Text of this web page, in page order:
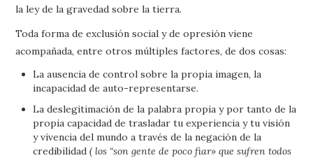
la ley de la gravedad sobre la tierra.
Toda forma de exclusión social y de opresión viene
acompañada, entre otros múltiples factores, de dos cosas:
La ausencia de control sobre la propia imagen, la
incapacidad de auto-representarse.
La deslegitimación de la palabra propia y por tanto de la
propia capacidad de trasladar tu experiencia y tu visión
y vivencia del mundo a través de la negación de la
credibilidad( los “son gente de poco fiar» que sufren todos